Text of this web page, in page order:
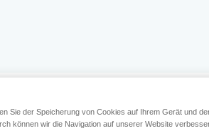
Sie der Speicherung von Cookies auf Ihrem Gerät und
können wir die Navigation auf unserer Website